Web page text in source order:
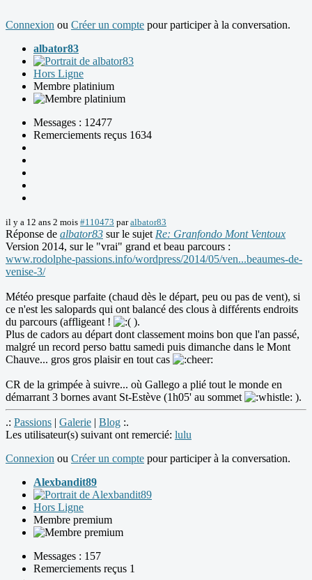
Connexion ou Créer un compte pour participer à la conversation.
albator83
Hors Ligne
Membre platinium
Messages : 12477
Remerciements reçus 1634
il y a 12 ans 2 mois #110473 paralbator83
Réponse de albator83 sur le sujet Re: Granfondo Mont Ventoux
Version 2014, sur le "vrai" grand et beau parcours :
www.rodolphe-passions.info/wordpress/2014/05/ven...beaumes-de-
venise-3/
Météo presque parfaite (chaud dès le départ, peu ou pas de vent), si
ce n'est les salopards qui ont balancé des clous à différents endroits
du parcours (affligeant !
).
Plus de cadors au départ dont classement moins bon que l'an passé,
malgré un record perso battu samedi puis dimanche dans le Mont
Chauve... gros gros plaisir en tout cas
CR de la grimpée à suivre... où Gallego a plié tout le monde en
démarrant 3 bornes avant St-Estève (1h05' au sommet
).
.: Passions | Galerie | Blog :.
Les utilisateur(s) suivant ont remercié: lulu
Connexion ou Créer un compte pour participer à la conversation.
Alexbandit89
Hors Ligne
Membre premium
Messages : 157
Remerciements reçus 1